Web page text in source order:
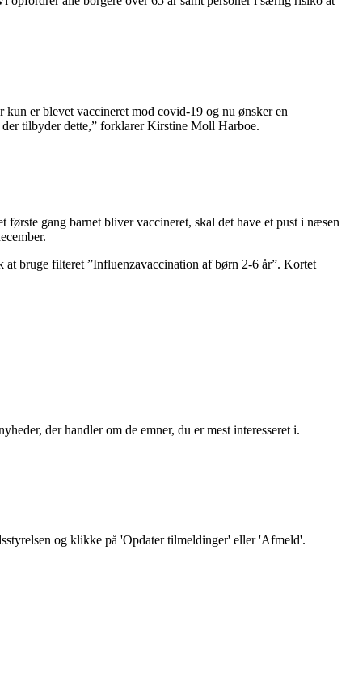
er blevet vaccineret mod covid-19 og nu ønsker en
tilbyder dette,” forklarer Kirstine Moll Harboe.
gang barnet bliver vaccineret, skal det have et pust i næsen
bruge filteret ”Influenzavaccination af børn 2-6 år”. Kortet
der handler om de emner, du er mest interesseret i.
og klikke på 'Opdater tilmeldinger' eller 'Afmeld'.